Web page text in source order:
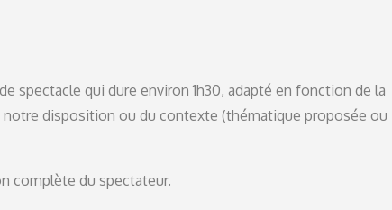
spectacle qui dure environ 1h30, adapté en fonction de la
disposition ou du contexte (thématique proposée ou
complète du spectateur.